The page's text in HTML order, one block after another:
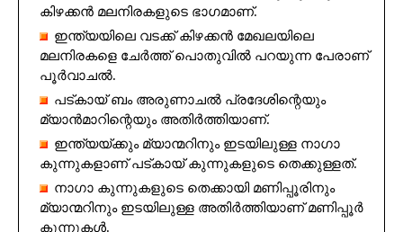
കിഴക്കൻ മലനിരകളുടെ ഭാഗമാണ്.
ഇന്ത്യയിലെ വടക്ക് കിഴക്കൻ മേഖലയിലെ
മലനിരകളെ ചേർത്ത് പൊതുവിൽ പറയുന്ന പേരാണ്
പൂർവാചൽ.
പട്കായ് ബം അരുണാചൽ പ്രദേശിന്റെയും
മ്യാൻമാറിന്റെയും അതിർത്തിയാണ്.
ഇന്ത്യയ്ക്കും മ്യാന്മറിനും ഇടയിലുള്ള നാഗാ
കുന്നുകളാണ് പട്കായ് കുന്നുകളുടെ തെക്കുള്ളത്.
നാഗാ കുന്നുകളുടെ തെക്കായി മണിപ്പൂരിനും
മ്യാന്മറിനും ഇടയിലുള്ള അതിർത്തിയാണ് മണിപ്പൂർ
കുന്നുകൾ.